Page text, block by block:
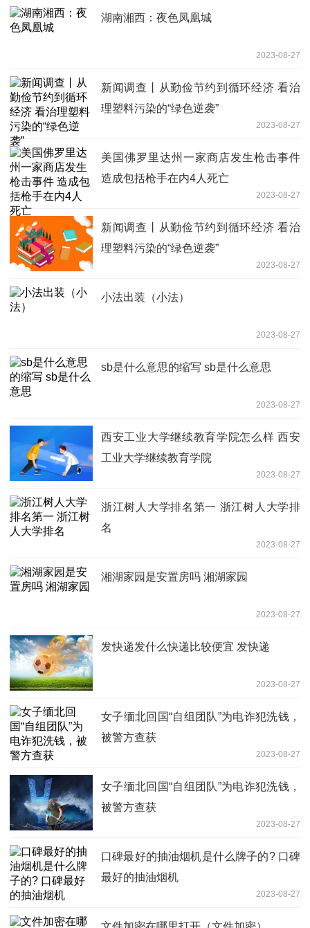
湖南湘西：夜色凤凰城
2023-08-27
新闻调查丨从勤俭节约到循环经济 看治
理塑料污染的“绿色逆袭”
2023-08-27
美国佛罗里达州一家商店发生枪击事件
造成包括枪手在内4人死亡
2023-08-27
新闻调查丨从勤俭节约到循环经济 看治
理塑料污染的“绿色逆袭”
2023-08-27
小法出装（小法）
2023-08-27
sb是什么意思的缩写 sb是什么意思
2023-08-27
西安工业大学继续教育学院怎么样 西安
工业大学继续教育学院
2023-08-27
浙江树人大学排名第一 浙江树人大学排
名
2023-08-27
湘湖家园是安置房吗 湘湖家园
2023-08-27
发快递发什么快递比较便宜 发快递
2023-08-27
女子缅北回国“自组团队”为电诈犯洗钱，
被警方查获
2023-08-27
女子缅北回国“自组团队”为电诈犯洗钱，
被警方查获
2023-08-27
口碑最好的抽油烟机是什么牌子的? 口碑
最好的抽油烟机
2023-08-27